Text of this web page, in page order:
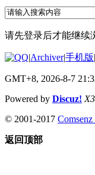
请先登录后才能继续
|Archiver|手机版|
GMT+8, 2026-8-7
Powered by Discuz!
© 2001-2017 Comsenz
返回顶部